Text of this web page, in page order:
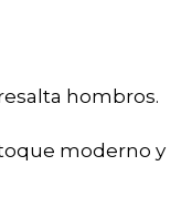
hombros.
moderno y